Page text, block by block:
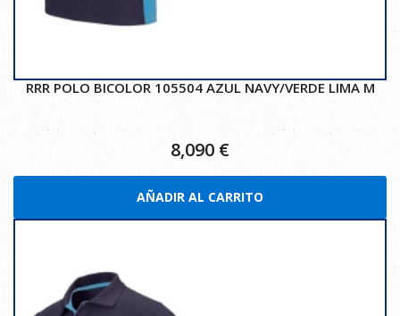
RRR POLO BICOLOR 105504 AZUL NAVY/VERDE LIMA M
8,090 €
AÑADIR AL CARRITO